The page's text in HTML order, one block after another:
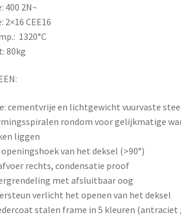
400 2N~
2×16 CEE16
1320°C
80kg
cementvrije en lichtgewicht vuurvaste
rondom voor gelijkmatige
liggen
van het deksel (>90°)
rechts, condensatie proof
met afsluitbaar oog
verlicht het openen van het deksel
stalen frame in 5 kleuren